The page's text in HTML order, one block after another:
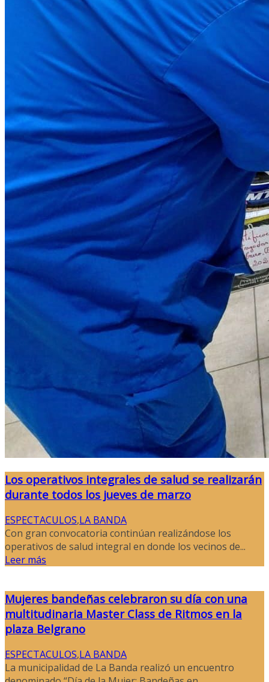
Los operativos integrales de salud se realizarán
durante todos los jueves de marzo
ESPECTACULOS,LA BANDA
Con gran convocatoria continúan realizándose los
operativos de salud integral en donde los vecinos de...
Leer más
Mujeres bandeñas celebraron su día con una
multitudinaria Master Class de Ritmos en la
plaza Belgrano
ESPECTACULOS,LA BANDA
La municipalidad de La Banda realizó un encuentro